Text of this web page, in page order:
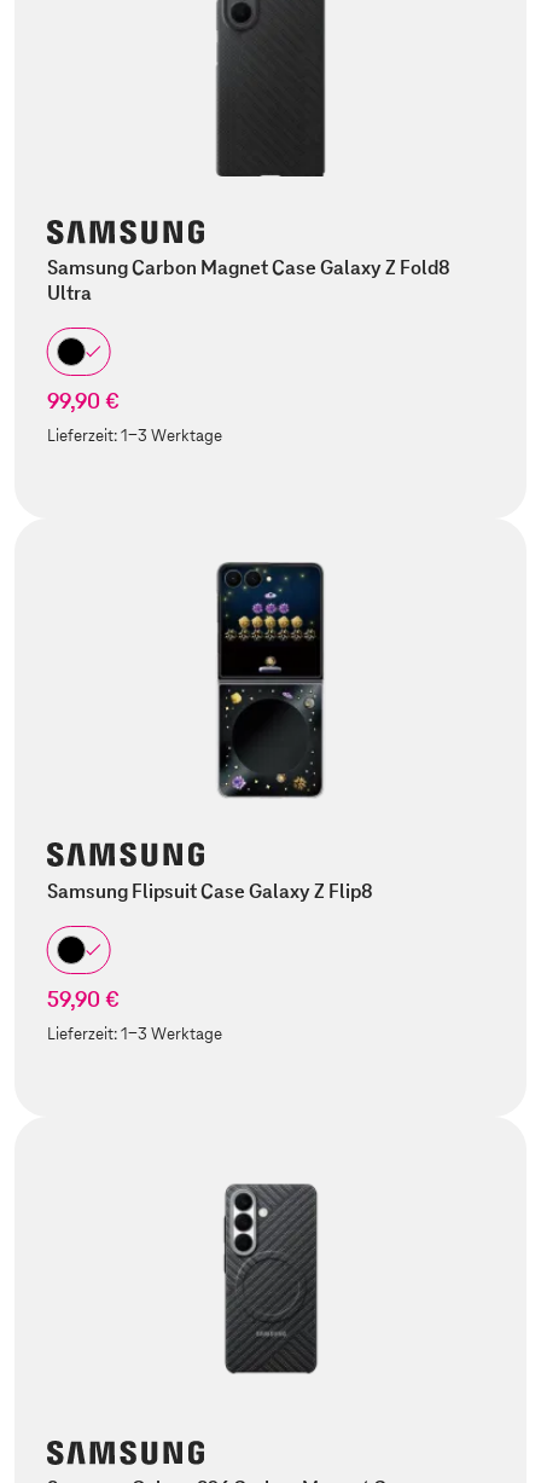
Samsung Carbon Magnet Case Galaxy Z Fold8
Ultra
99,90 €
Lieferzeit:1-3 Werktage
Samsung Flipsuit Case Galaxy Z Flip8
59,90 €
Lieferzeit:1-3 Werktage